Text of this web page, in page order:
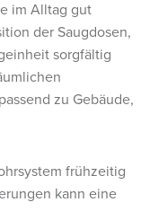
im Alltag gut
der Saugdosen,
sorgfältig
zu Gebäude,
frühzeitig
kann eine